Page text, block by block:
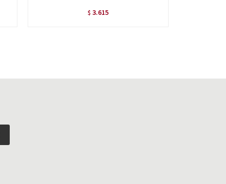
$ 3.615